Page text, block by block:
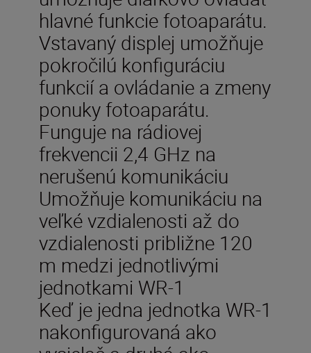
hlavné funkcie fotoaparátu.
Vstavaný displej umožňuje
pokročilú konfiguráciu
funkcií a ovládanie a zmeny
ponuky fotoaparátu.
Funguje na rádiovej
frekvencii 2,4 GHz na
nerušenú komunikáciu
Umožňuje komunikáciu na
veľké vzdialenosti až do
vzdialenosti približne 120
m medzi jednotlivými
jednotkami WR-1
Keď je jedna jednotka WR-1
nakonfigurovaná ako